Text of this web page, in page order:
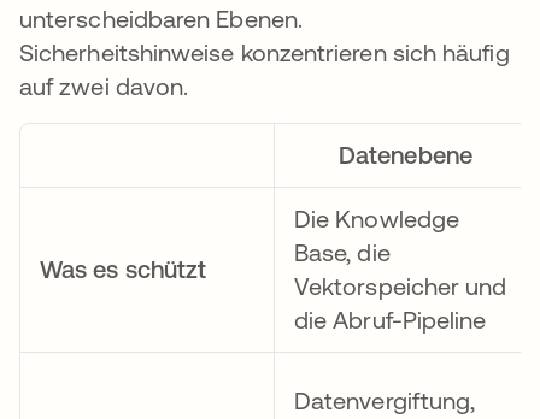
unterscheidbaren Ebenen.
Sicherheitshinweise konzentrieren sich häufig
auf zwei davon.
Datenebene
Was es schützt
Die Knowledge
Base, die
Vektorspeicher und
die Abruf-Pipeline
Datenvergiftung,